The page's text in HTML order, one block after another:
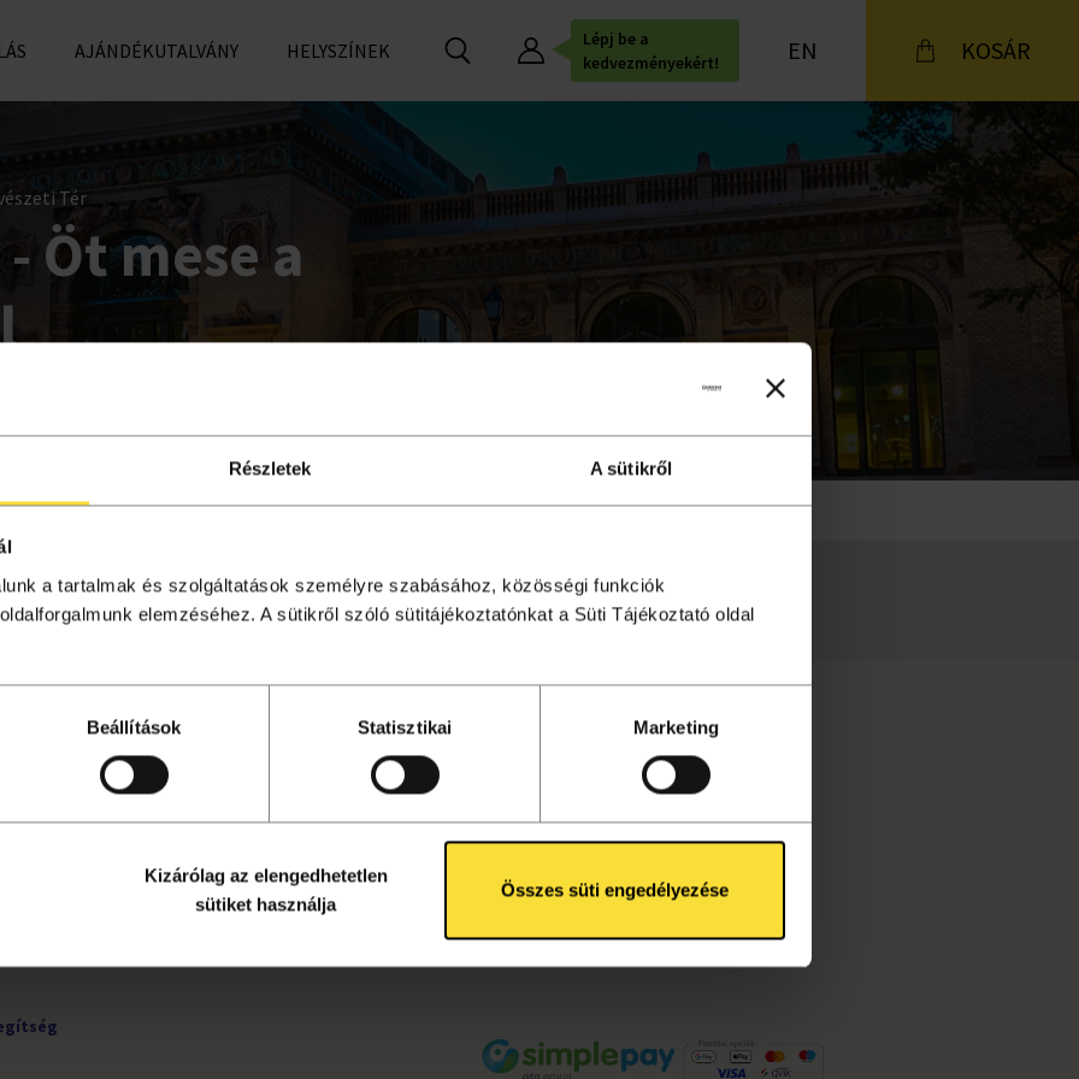
Részletek A sütikről
a tartalmak és szolgáltatások személyre szabásához, közösségi funkciók
elemzéséhez. A sütikről szóló sütitájékoztatónkat a Süti Tájékoztató oldal
Beállítások Statisztikai Marketing
Kizárólag az elengedhetetlen
sütiket használja
Összes süti engedélyezése
AJÁNDÉKUTALVÁNY HELYSZÍNEK
Lépj be a
kedvezményekért!
KOSÁR
EN
Tér
Öt mese a
lezárult. Kattintsonidea további programok megtekintéséhez!
KÖVESS MINKET!
Facebook
Instagram